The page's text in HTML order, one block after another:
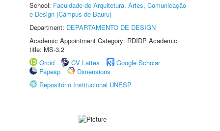
School: Faculdade de Arquitetura, Artes, Comunicação
e Design (Câmpus de Bauru)
Department: DEPARTAMENTO DE DESIGN
Academic Appointment Category: RDIDP Academic
title: MS-3.2
Orcid
CV Lattes
Google Scholar
Fapesp
Dimensions
Repositório Institucional UNESP